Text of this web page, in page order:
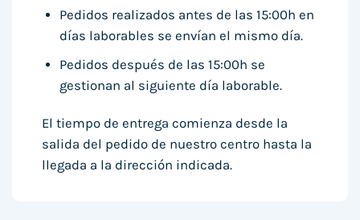
Pedidos realizados antes de las 15:00h en
días laborables se envían el mismo día.
Pedidos después de las 15:00h se
gestionan al siguiente día laborable.
El tiempo de entrega comienza desde la
salida del pedido de nuestro centro hasta la
llegada a la dirección indicada.